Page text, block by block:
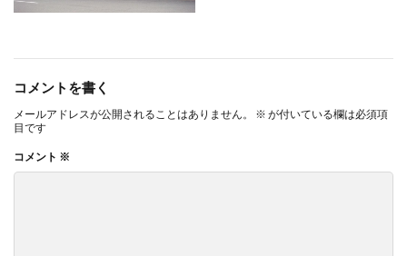
コメントを書く
メールアドレスが公開されることはありません。 ※ が付いている欄は必須項
目です
コメント ※